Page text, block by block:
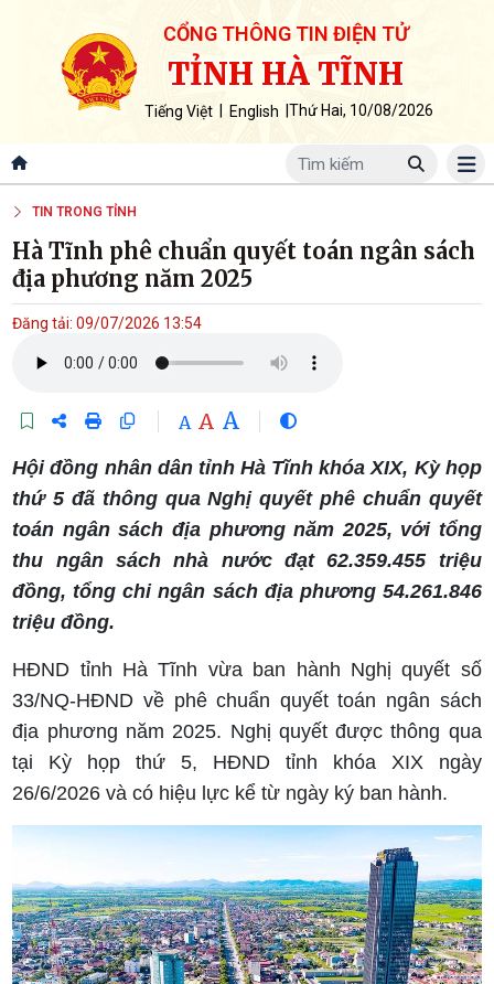
CỔNG THÔNG TIN ĐIỆN TỬ
TỈNH HÀ TĨNH
Tiếng Việt English Thứ Hai, 10/08/2026
TIN TRONG TỈNH
Hà Tĩnh phê chuẩn quyết toán ngân sách
địa phương năm 2025
Đăng tải: 09/07/2026 13:54
A A A
Hội đồng nhân dân tỉnh Hà Tĩnh khóa XIX, Kỳ họp
thứ 5 đã thông qua Nghị quyết phê chuẩn quyết
toán ngân sách địa phương năm 2025, với tổng
thu ngân sách nhà nước đạt 62.359.455 triệu
đồng, tổng chi ngân sách địa phương 54.261.846
triệu đồng.
HĐND tỉnh Hà Tĩnh vừa ban hành Nghị quyết số
33/NQ-HĐND về phê chuẩn quyết toán ngân sách
địa phương năm 2025. Nghị quyết được thông qua
tại Kỳ họp thứ 5, HĐND tỉnh khóa XIX ngày
26/6/2026 và có hiệu lực kể từ ngày ký ban hành.